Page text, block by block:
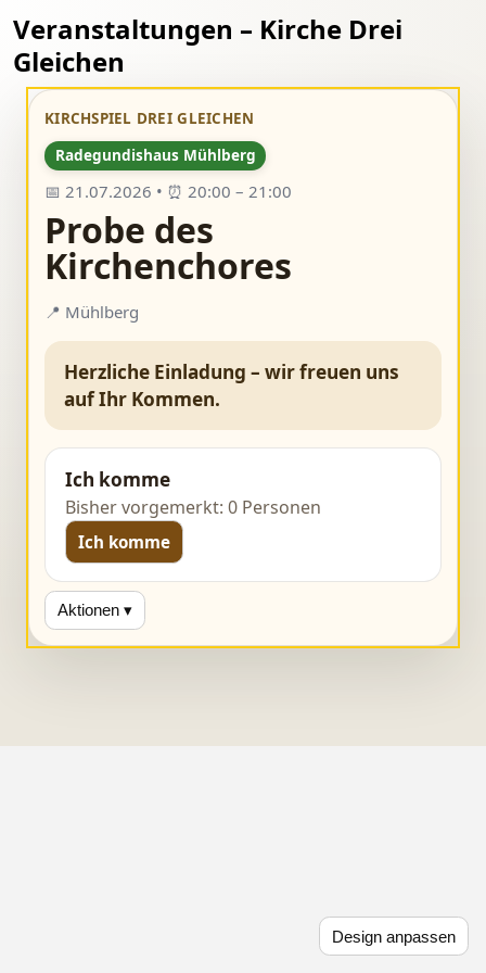
Design anpassen
Veranstaltungen – Kirche Drei
Gleichen
KIRCHSPIEL DREI GLEICHEN
Radegundishaus Mühlberg
📅 21.07.2026 • ⏰ 20:00 – 21:00
Probe des
Kirchenchores
📍 Mühlberg
Herzliche Einladung – wir freuen uns
auf Ihr Kommen.
Ich komme
Bisher vorgemerkt: 0 Personen
Ich komme
Aktionen ▾